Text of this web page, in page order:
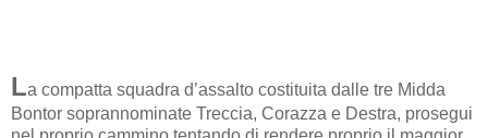
La compatta squadra d’assalto costituita dalle tre Midda
Bontor soprannominate Treccia, Corazza e Destra, prosegui